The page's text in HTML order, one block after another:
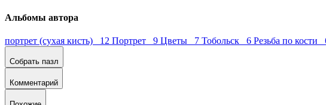
Альбомы автора
портрет (сухая кисть) 12 Портрет 9 Цветы 7 Тобольск 6 Резьба по кости
Собрать пазл
Комментарий